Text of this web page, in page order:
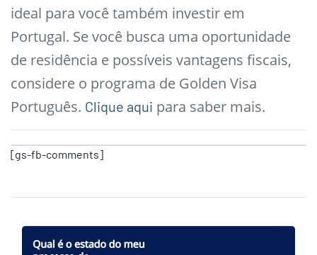
ideal para você também investir em
Portugal. Se você busca uma oportunidade
de residência e possíveis vantagens fiscais,
considere o programa de Golden Visa
Português. Clique aqui para saber mais.
[gs-fb-comments]